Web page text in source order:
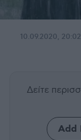
10.09.2020, 20:02
Δείτε
Add